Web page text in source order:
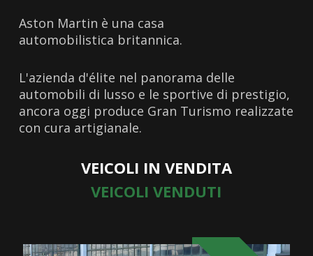
Aston Martin è una casa
automobilistica britannica.
L'azienda d'élite nel panorama delle
automobili di lusso e le sportive di prestigio,
ancora oggi produce Gran Turismo realizzate
con cura artigianale.
VEICOLI IN VENDITA
VEICOLI VENDUTI